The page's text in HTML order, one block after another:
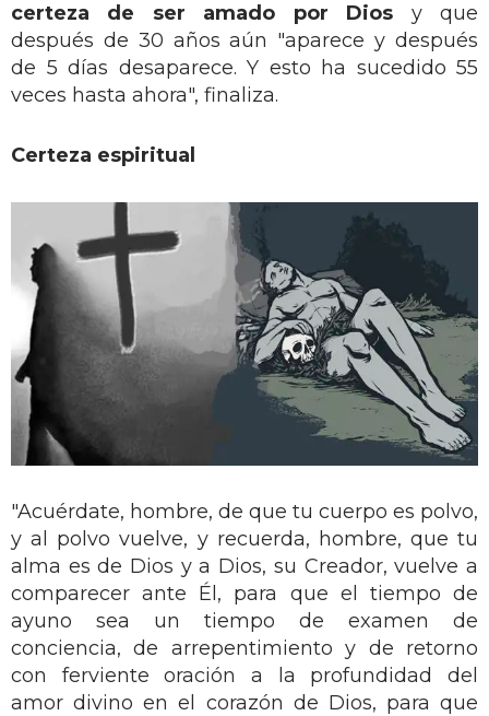
certeza de ser amado por Dios y que
después de 30 años aún "aparece y después
de 5 días desaparece. Y esto ha sucedido 55
veces hasta ahora", finaliza.
Certeza espiritual
"Acuérdate, hombre, de que tu cuerpo es polvo,
y al polvo vuelve, y recuerda, hombre, que tu
alma es de Dios y a Dios, su Creador, vuelve a
comparecer ante Él, para que el tiempo de
ayuno sea un tiempo de examen de
conciencia, de arrepentimiento y de retorno
con ferviente oración a la profundidad del
amor divino en el corazón de Dios, para que